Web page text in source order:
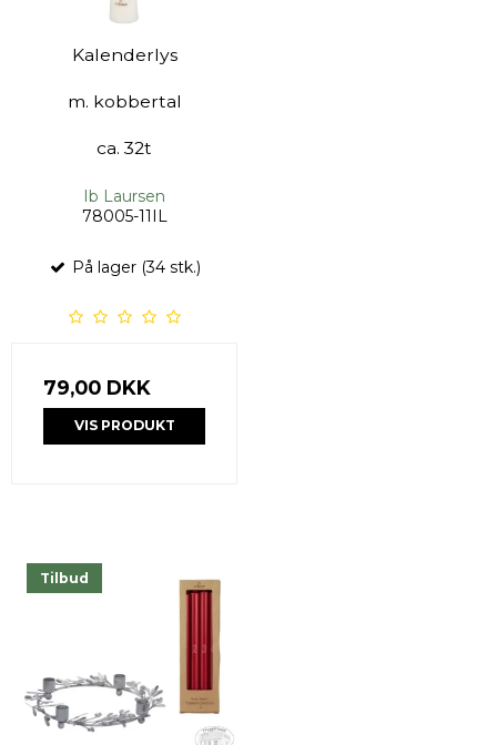
Kalenderlys
m. kobbertal
ca. 32t
Ib Laursen
78005-11IL
På lager (34 stk.)
79,00 DKK
VIS PRODUKT
Tilbud